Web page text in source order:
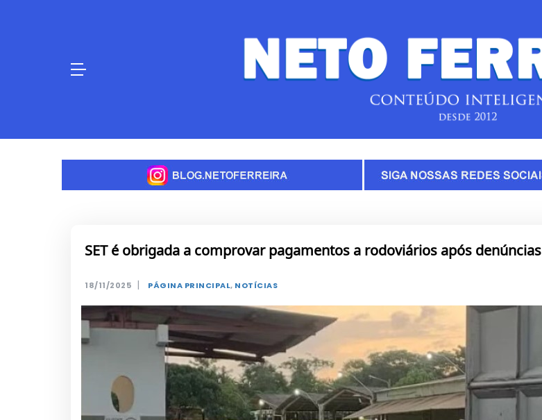
SET é obrigada a comprovar pagamentos a rodoviários após denúncias
18/11/2025 | PÁGINA PRINCIPAL, NOTÍCIAS